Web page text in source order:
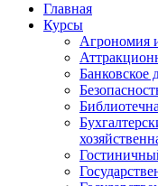
Главная
Курсы
Агрономия
Банковское